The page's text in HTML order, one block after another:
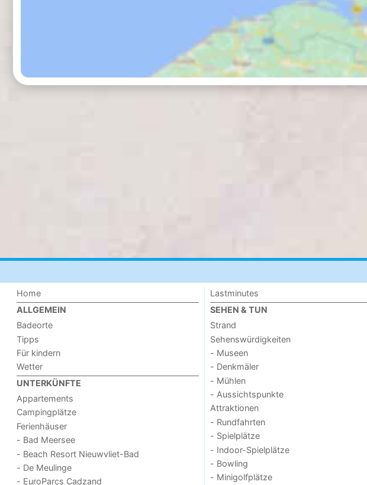
Home
ALLGEMEIN
Badeorte
Tipps
Für kindern
Wetter
UNTERKÜNFTE
Appartements
Campingplätze
Ferienhäuser
- Bad Meersee
- Beach Resort Nieuwvliet-Bad
- De Meulinge
- EuroParcs Cadzand
Lastminutes
SEHEN & TUN
Strand
Sehenswürdigkeiten
- Museen
- Denkmäler
- Mühlen
- Aussichtspunkte
Attraktionen
- Rundfahrten
- Spielplätze
- Indoor-Spielplätze
- Bowling
- Minigolfplätze